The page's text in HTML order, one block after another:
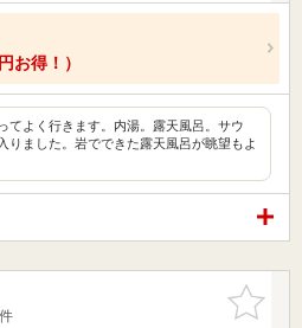
お得！）
てよく行きます。内湯。露天風呂。サウ
りました。岩でできた露天風呂が眺望もよ
お気に入
りに追加